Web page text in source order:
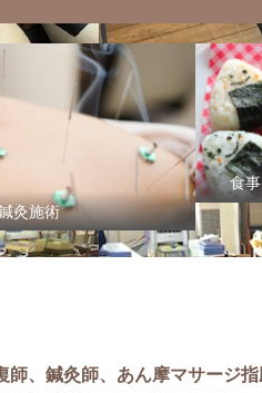
灸施術
食
師、鍼灸師、あん摩マサージ